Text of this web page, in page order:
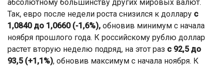
абсолютному большинству других мировых валют.
Так, евро после недели роста снизился к доллару с
1,0840 до 1,0660 (-1,6%), обновив минимум с начала
ноября прошлого года. К российскому рублю доллар
растет вторую неделю подряд, на этот раз с 92,5 до
93,5 (+1,1%), обновив максимум с начала ноября. К